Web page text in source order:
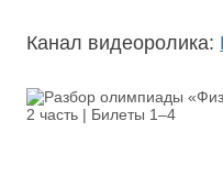
Канал видеоролика: